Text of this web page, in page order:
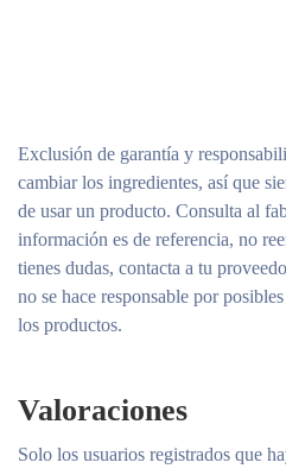
Exclusión de garantía y
cambiar los ingredientes, así que
de usar un producto. Consulta al
información es de referencia, no
tienes dudas, contacta a tu
no se hace responsable por
los productos.
Valoraciones
Solo los usuarios registrados que